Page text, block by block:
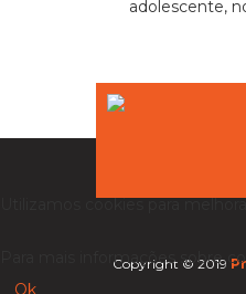
adolescente,
Copyright © 2019
Utilizamos cookies para
Para mais informações sobre
Ok